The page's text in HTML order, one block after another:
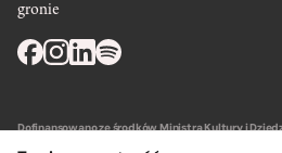
gronie
Dofinansowano ze środków Ministra Kultury i